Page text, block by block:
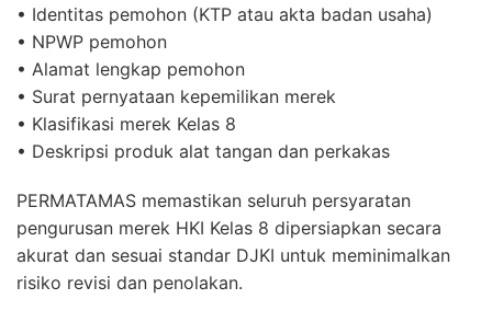
• Identitas pemohon (KTP atau akta badan usaha)
• NPWP pemohon
• Alamat lengkap pemohon
• Surat pernyataan kepemilikan merek
• Klasifikasi merek Kelas 8
• Deskripsi produk alat tangan dan perkakas
PERMATAMAS memastikan seluruh persyaratan
pengurusan merek HKI Kelas 8 dipersiapkan secara
akurat dan sesuai standar DJKI untuk meminimalkan
risiko revisi dan penolakan.